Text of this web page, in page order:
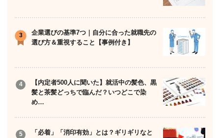
企業選びの基準7つ｜自分に合った就職先の
選び方＆重視すること【事例付き】
【内定者500人に聞いた】就活中の髪色、黒
髪と茶髪どっちで臨んだ？いつどこで染
め…
「必着」「消印有効」とは？ギリギリなと